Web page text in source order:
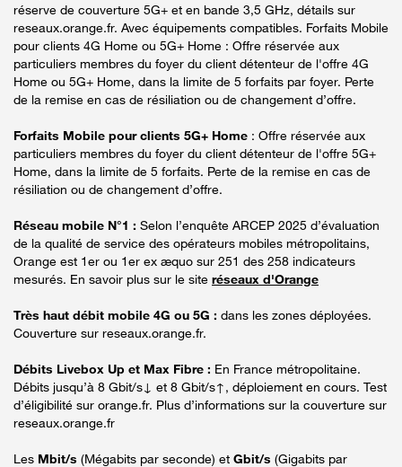
réserve de couverture 5G+ et en bande 3,5 GHz, détails sur
reseaux.orange.fr. Avec équipements compatibles. Forfaits Mobile
pour clients 4G Home ou 5G+ Home : Offre réservée aux
particuliers membres du foyer du client détenteur de l'offre 4G
Home ou 5G+ Home, dans la limite de 5 forfaits par foyer. Perte
de la remise en cas de résiliation ou de changement d’offre.
Forfaits Mobile pour clients 5G+ Home : Offre réservée aux
particuliers membres du foyer du client détenteur de l'offre 5G+
Home, dans la limite de 5 forfaits. Perte de la remise en cas de
résiliation ou de changement d’offre.
Réseau mobile N°1 : Selon l’enquête ARCEP 2025 d’évaluation
de la qualité de service des opérateurs mobiles métropolitains,
Orange est 1er ou 1er ex æquo sur 251 des 258 indicateurs
mesurés. En savoir plus sur le site réseaux d'Orange
Très haut débit mobile 4G ou 5G : dans les zones déployées.
Couverture sur reseaux.orange.fr.
Débits Livebox Up et Max Fibre : En France métropolitaine.
Débits jusqu’à 8 Gbit/s↓ et 8 Gbit/s↑, déploiement en cours. Test
d’éligibilité sur orange.fr. Plus d’informations sur la couverture sur
reseaux.orange.fr
Les Mbit/s (Mégabits par seconde) et Gbit/s (Gigabits par